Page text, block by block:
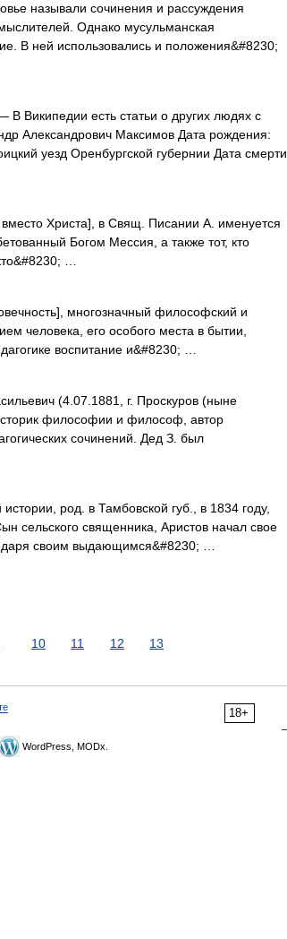
называли сочинения и рассуждения
Однако мусульманская
В ней использовались и положения&#8230;
В Википедии есть статьи о других людях с
Александрович Максимов Дата рождения:
уезд Оренбургской губернии Дата смерти
вместо Христа], в Свящ. Писании А. именуется
Богом Мессия, а также тот, кто
…
многозначный философский и
человека, его особого места в бытии,
воспитание и&#8230; …
(4.07.1881, г. Проскуров (ныне
философии и философ, автор
сочинений. Дед З. был
род. в Тамбовской губ., в 1834 году,
сельского священника, Аристов начал свое
своим выдающимся&#8230; …
10 11 12 13
18+
WordPress, MODx.